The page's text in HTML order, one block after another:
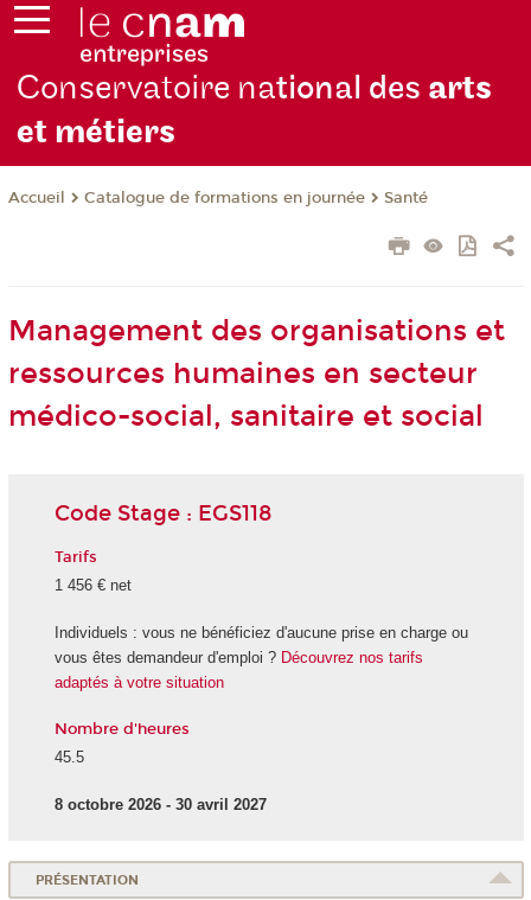
Conservatoire national des arts
et métiers
Accueil Catalogue de formations en journée Santé
Management des organisations et
ressources humaines en secteur
médico-social, sanitaire et social
Code Stage : EGS118
Tarifs
1 456 € net
Individuels : vous ne bénéficiez d'aucune prise en charge ou
vous êtes demandeur d'emploi ? Découvrez nos tarifs
adaptés à votre situation
Nombre d'heures
45.5
8 octobre 2026 - 30 avril 2027
PRÉSENTATION